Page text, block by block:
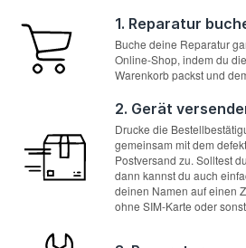
1. Reparatur
Buche deine Reparatur
Online-Shop, indem du
Warenkorb packst und
2. Gerät
Drucke die
gemeinsam mit dem
Postversand zu. Solltest
dann kannst du auch
deinen Namen auf einen
ohne SIM-Karte oder